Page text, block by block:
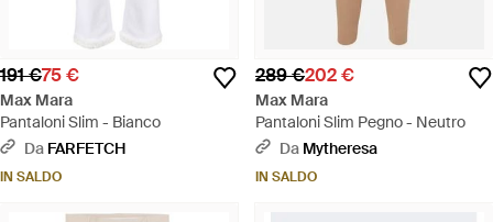
191 €75 €
Max Mara
Pantaloni Slim - Bianco
Da FARFETCH
IN SALDO
289 €202 €
Max Mara
Pantaloni Slim Pegno - Neutro
Da Mytheresa
IN SALDO